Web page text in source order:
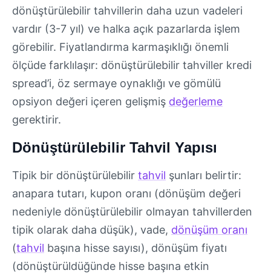
dönüştürülebilir tahvillerin daha uzun vadeleri
vardır (3-7 yıl) ve halka açık pazarlarda işlem
görebilir. Fiyatlandırma karmaşıklığı önemli
ölçüde farklılaşır: dönüştürülebilir tahviller kredi
spread’i, öz sermaye oynaklığı ve gömülü
opsiyon değeri içeren gelişmiş değerleme
gerektirir.
Dönüştürülebilir Tahvil Yapısı
Tipik bir dönüştürülebilir tahvil şunları belirtir:
anapara tutarı, kupon oranı (dönüşüm değeri
nedeniyle dönüştürülebilir olmayan tahvillerden
tipik olarak daha düşük), vade, dönüşüm oranı
(tahvil başına hisse sayısı), dönüşüm fiyatı
(dönüştürüldüğünde hisse başına etkin